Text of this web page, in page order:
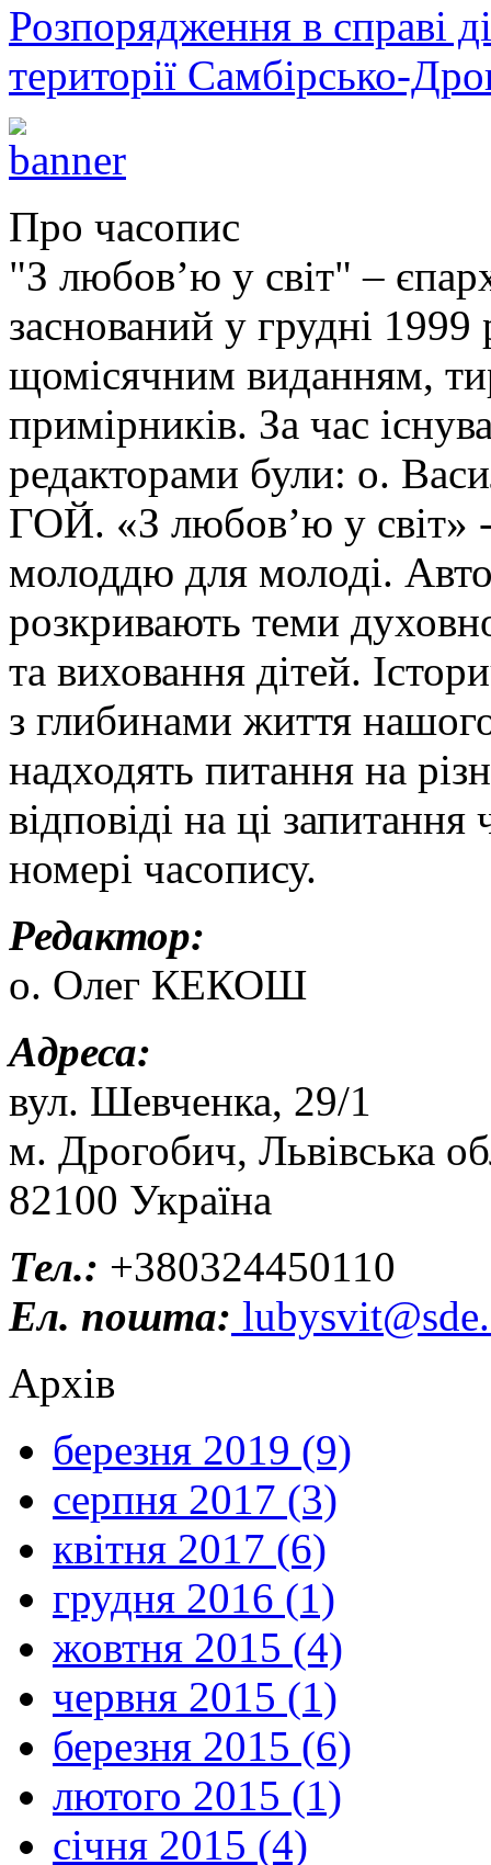
Розпорядження в справі
території Самбірсько-
Про часопис
"З любов’ю у світ" –
заснований у грудні
щомісячним виданням,
примірників. За час
редакторами були: о.
ГОЙ. «З любов’ю у світ»
молоддю для молоді.
розкривають теми
та виховання дітей.
з глибинами життя
надходять питання на
відповіді на ці
номері часопису.
Редактор:
о. Олег КЕКОШ
Адреса:
вул. Шевченка, 29/1
м. Дрогобич, Львівська
82100 Україна
Тел.: +380324450110
Ел. пошта:
Архів
березня 2019 (9)
серпня 2017 (3)
квітня 2017 (6)
грудня 2016 (1)
жовтня 2015 (4)
червня 2015 (1)
березня 2015 (6)
лютого 2015 (1)
січня 2015 (4)